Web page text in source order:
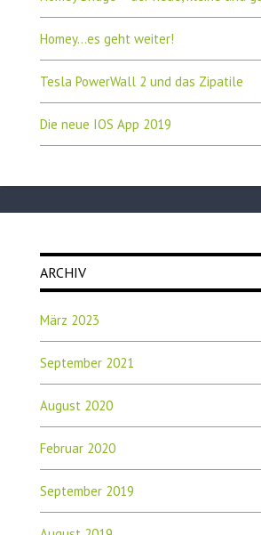
Homey…es geht weiter!
Tesla PowerWall 2 und das Zipatile
Die neue IOS App 2019
ARCHIV
März 2023
September 2021
August 2020
Februar 2020
September 2019